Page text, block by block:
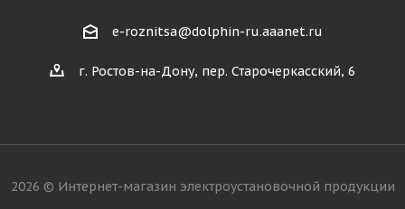
e-roznitsa@dolphin-ru.aaanet.ru
г. Ростов-на-Дону, пер. Старочеркасский, 6
2026 © Интернет-магазин электроустановочной продукции